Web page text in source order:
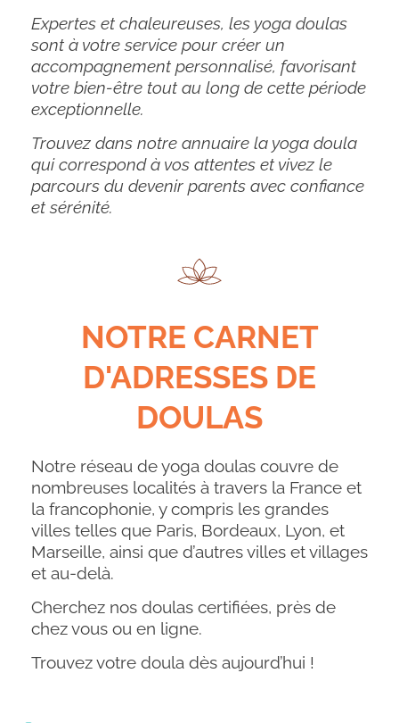
Expertes et chaleureuses, les yoga doulas
sont à votre service pour créer un
accompagnement personnalisé, favorisant
votre bien-être tout au long de cette période
exceptionnelle.
Trouvez dans notre annuaire la yoga doula
qui correspond à vos attentes et vivez le
parcours du devenir parents avec confiance
et sérénité.
NOTRE CARNET
D'ADRESSES DE
DOULAS
Notre réseau de yoga doulas couvre de
nombreuses localités à travers la France et
la francophonie, y compris les grandes
villes telles que Paris, Bordeaux, Lyon, et
Marseille, ainsi que d’autres villes et villages
et au-delà.
Cherchez nos doulas certifiées, près de
chez vous ou en ligne.
Trouvez votre doula dès aujourd’hui !